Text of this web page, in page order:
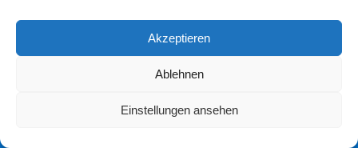
Akzeptieren
Ablehnen
Einstellungen ansehen